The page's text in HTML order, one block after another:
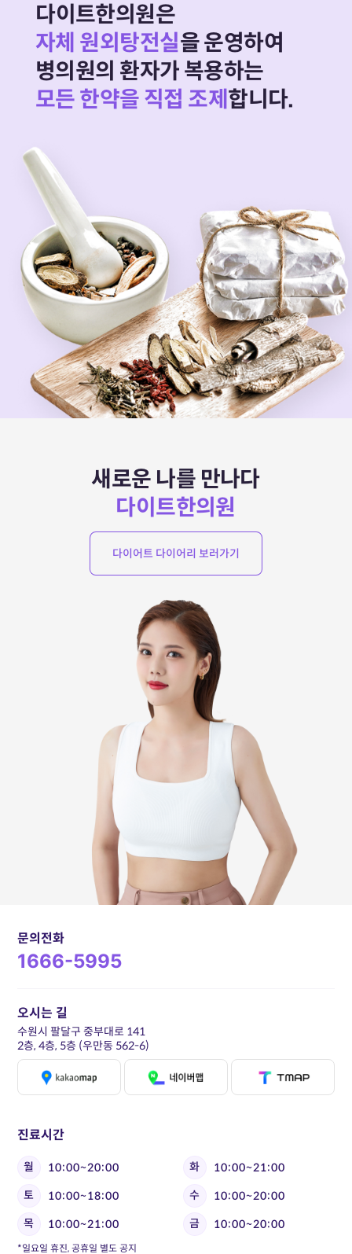
다이트한의원은
자체 원외탕전실을 운영하여
병의원의 환자가 복용하는
모든 한약을 직접 조제 합니다.
새로운 나를 만나다
다이트한의원
다이어트 다이어리 보러가기
문의전화
1666-5995
진료시간
월 10:00~20:00 화
10:00~21:00
토
10:00~18:00 수
10:00~20:00
목
10:00~21:00 금 10:00~20:00
*일요일 휴진, 공휴일 별도 공지
오시는 길
수원시 팔달구 중부대로 141
2층, 4층, 5층 (우만동 562-6)